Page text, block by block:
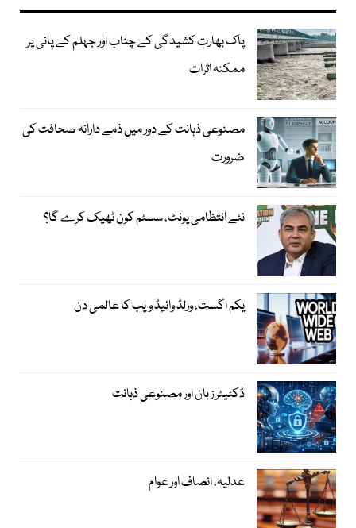
پاک بھارت کشیدگی کے چناب اور جہلم کے پانی پر
ممکنہ اثرات
مصنوعی ذہانت کے دور میں ذمے دارانہ صحافت کی
ضرورت
نئے انتظامی یونٹ، سسٹم کون ٹھیک کرے گا؟
یکم اگست، ورلڈ وائیڈ ویب کا عالمی دن
ڈکٹیٹر زبان اور مصنوعی ذہانت
عدلیہ، انصاف اور عوام